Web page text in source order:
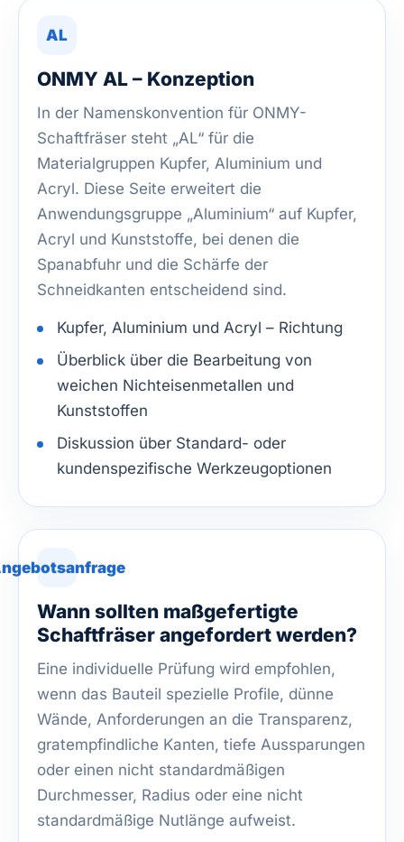
AL
ONMY AL – Konzeption
In der Namenskonvention für ONMY-
Schaftfräser steht „AL“ für die
Materialgruppen Kupfer, Aluminium und
Acryl. Diese Seite erweitert die
Anwendungsgruppe „Aluminium“ auf Kupfer,
Acryl und Kunststoffe, bei denen die
Spanabfuhr und die Schärfe der
Schneidkanten entscheidend sind.
Kupfer, Aluminium und Acryl – Richtung
Überblick über die Bearbeitung von
weichen Nichteisenmetallen und
Kunststoffen
Diskussion über Standard- oder
kundenspezifische Werkzeugoptionen
Wann sollten maßgefertigte
Schaftfräser angefordert werden?
Eine individuelle Prüfung wird empfohlen,
wenn das Bauteil spezielle Profile, dünne
Wände, Anforderungen an die Transparenz,
gratempfindliche Kanten, tiefe Aussparungen
oder einen nicht standardmäßigen
Durchmesser, Radius oder eine nicht
standardmäßige Nutlänge aufweist.